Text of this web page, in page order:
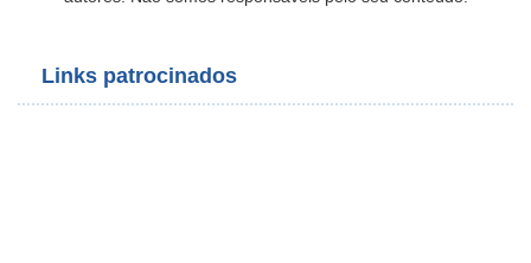
Links patrocinados